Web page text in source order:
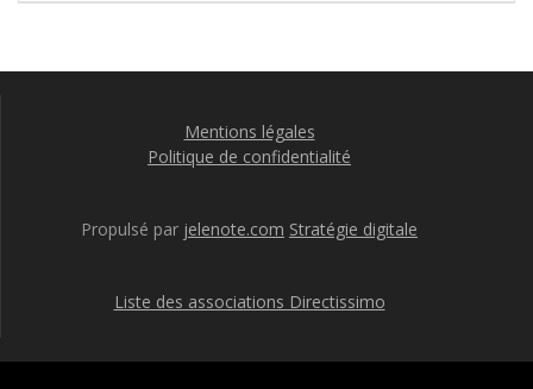
Mentions légales
Politique de confidentialité
Propulsé par jelenote.com Stratégie digitale
Liste des associations Directissimo